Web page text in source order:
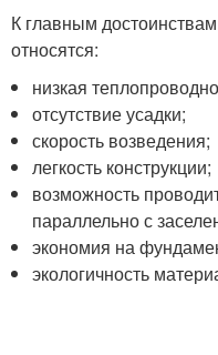
К главным
относятся:
низкая
отсутствие усадки;
скорость возведения;
легкость конструкции;
возможность
параллельно с
экономия на
экологичность